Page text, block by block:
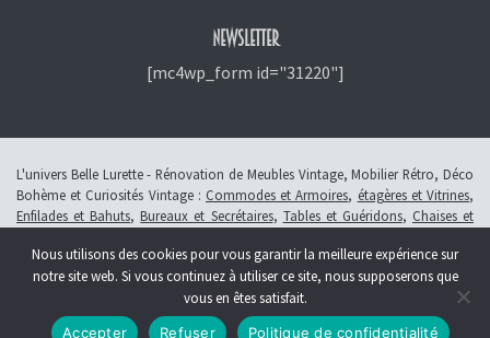
NEWSLETTER
[mc4wp_form id="31220"]
L'univers Belle Lurette - Rénovation de Meubles Vintage, Mobilier Rétro, Déco
Bohème et Curiosités Vintage : Commodes et Armoires, étagères et Vitrines,
Enfilades et Bahuts,Bureaux et Secrétaires, Tables et Guéridons, Chaises et
© 2013 - 2026 L'atelier Belle Lurette - Rénovation de meubles vintage, en
Alsace à Colmar -Révoquer le consentement
Création :Symbioseo
Nous utilisons des cookies pour vous garantir la meilleure expérience sur
notre site web. Si vous continuez à utiliser ce site, nous supposerons que
vous en êtes satisfait.
Accepter Refuser Politique de confidentialité